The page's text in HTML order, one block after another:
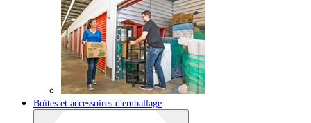
Boîtes et accessoires d'emballage